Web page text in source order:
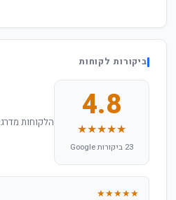
ביקורות לקוחות
4.8
★★★★★
23 ביקורות Google
הלקוחות
★★★★★